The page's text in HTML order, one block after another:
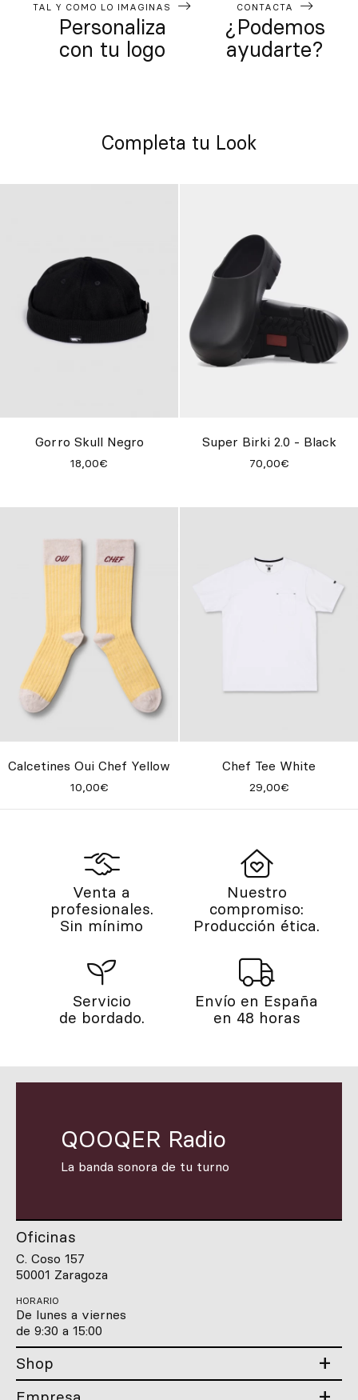
TAL Y COMO LO IMAGINAS
Personaliza
con tu logo
CONTACTA
¿Podemos
ayudarte?
Completa tu Look
Gorro Skull Negro
18,00€
Super Birki 2.0 - Black
70,00€
Calcetines Oui Chef Yellow
10,00€
Chef Tee White
29,00€
Venta a
profesionales.
Sin mínimo
Nuestro
compromiso:
Producción ética.
Servicio
de bordado.
Envío en España
en 48 horas
QOOQER Radio
La banda sonora de tu turno
Oficinas
C. Coso 157
50001 Zaragoza
HORARIO
De lunes a viernes
de 9:30 a 15:00
Shop